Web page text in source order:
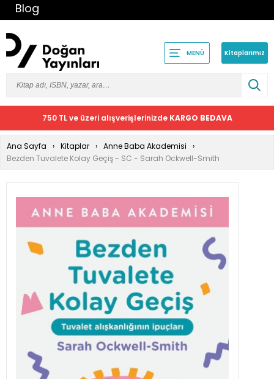
Blog
MENÜ Kitaplarımız
750 TL ve üzeri alışverişlerinizde KARGO BEDAVA
Ana Sayfa Kitaplar
Anne Baba Akademisi
Bezden Tuvalete Kolay Geçiş - SC - Sarah Ockwell-Smith